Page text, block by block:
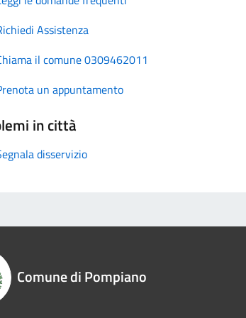
Assistenza
il comune 0309462011
un appuntamento
in città
disservizio
Comune di Pompiano